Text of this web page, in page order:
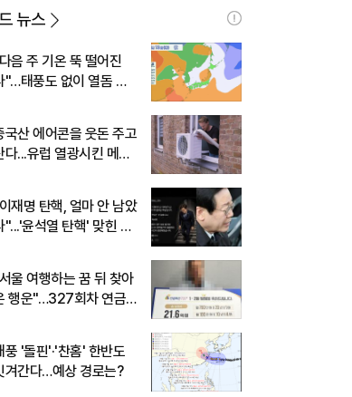
뉴스
음 주 기온 뚝 떨어진
"…태풍도 없이 열돔 박
국산 에어콘을 웃돈 주고
다...유럽 열광시킨 메이
재명 탄핵, 얼마 안 남았
"...'윤석열 탄핵' 맞힌 무
울 여행하는 꿈 뒤 찾아
행운"…327회차 연금
풍 '돌핀'·'찬홈' 한반도
겨간다…예상 경로는?